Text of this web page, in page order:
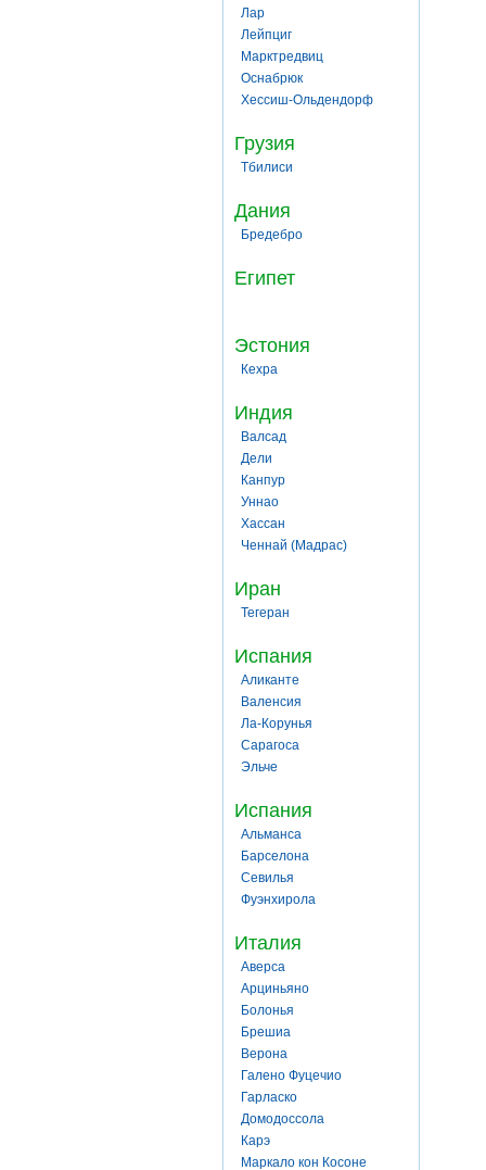
Лар
Лейпциг
Марктредвиц
Оснабрюк
Хессиш-Ольдендорф
Грузия
Тбилиси
Дания
Бредебро
Египет
Эстония
Кехра
Индия
Валсад
Дели
Канпур
Уннао
Хассан
Ченнай (Мадрас)
Иран
Тегеран
Испания
Аликанте
Валенсия
Ла-Корунья
Сарагоса
Эльче
Испания
Альманса
Барселона
Севилья
Фуэнхирола
Италия
Аверса
Арциньяно
Болонья
Брешиа
Верона
Галено Фуцечио
Гарласко
Домодоссола
Карэ
Маркало кон Косоне